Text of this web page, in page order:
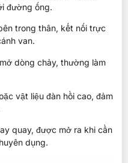
đường ống.
trong thân, kết nối trực
van.
dòng chảy, thường làm
vật liệu đàn hồi cao, đảm
quay, được mở ra khi cần
dụng.